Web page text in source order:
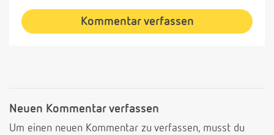
Kommentar verfassen
Neuen Kommentar verfassen
Um einen neuen Kommentar zu verfassen, musst du